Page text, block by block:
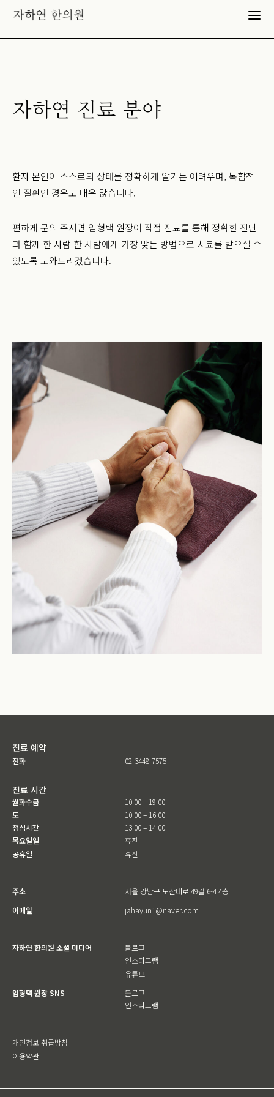
자하연 진료 분야
환자 본인이 스스로의 상태를 정확하게 알기는 어려우며, 복합적
인 질환인 경우도 매우 많습니다.
편하게 문의 주시면 임형택 원장이 직접 진료를 통해 정확한 진단
과 함께 한 사람 한 사람에게 가장 맞는 방법으로 치료를 받으실 수
있도록 도와드리겠습니다.
진료 예약
전화 02-3448-7575
진료 시간
월화수금
토
점심시간
목요일일
공휴일
10:00 – 19:00
10:00 – 16:00
13:00 – 14:00
휴진
휴진
주소
서울 강남구 도산대로 49길 6-4 4층
이메일
jahayun1@naver.com
자하연 한의원 소셜 미디어
블로그
인스타그램
유튜브
임형택 원장 SNS
블로그
인스타그램
개인정보 취급방침
이용약관